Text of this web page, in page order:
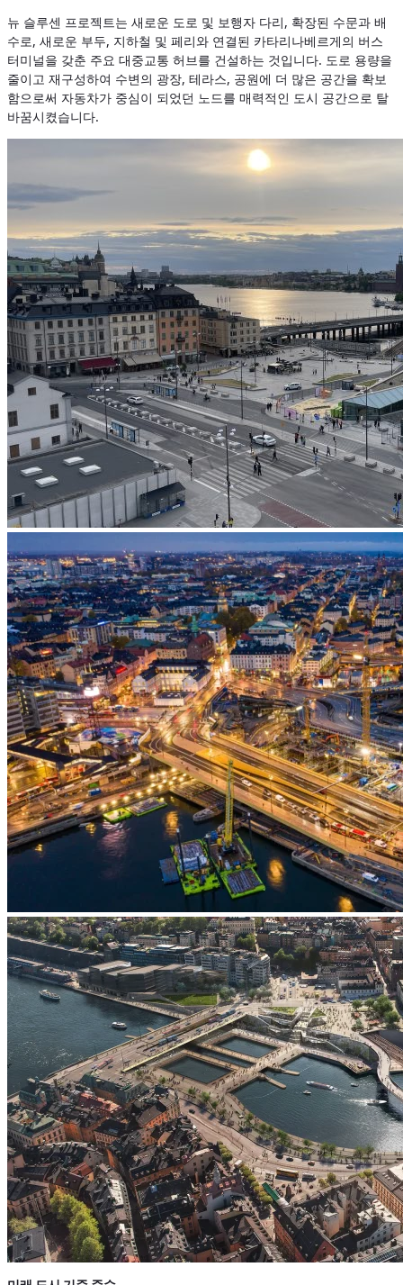
뉴 슬루센 프로젝트는 새로운 도로 및 보행자 다리, 확장된 수문과 배
수로, 새로운 부두, 지하철 및 페리와 연결된 카타리나베르게의 버스
터미널을 갖춘 주요 대중교통 허브를 건설하는 것입니다. 도로 용량을
줄이고 재구성하여 수변의 광장, 테라스, 공원에 더 많은 공간을 확보
함으로써 자동차가 중심이 되었던 노드를 매력적인 도시 공간으로 탈
바꿈시켰습니다.